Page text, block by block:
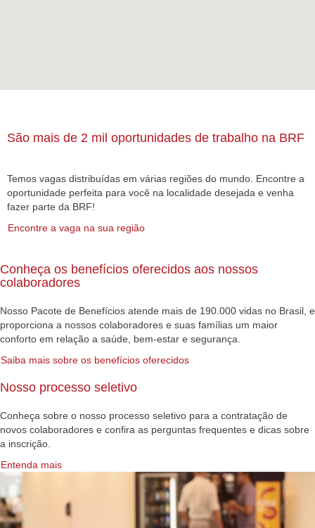
São mais de 2 mil oportunidades de trabalho na BRF
Temos vagas distribuídas em várias regiões do mundo. Encontre a
oportunidade perfeita para você na localidade desejada e venha
fazer parte da BRF!
Encontre a vaga na sua região
Conheça os benefícios oferecidos aos nossos
colaboradores
Nosso Pacote de Benefícios atende mais de 190.000 vidas no Brasil, e
proporciona a nossos colaboradores e suas famílias um maior
conforto em relação a saúde, bem-estar e segurança.
Saiba mais sobre os benefícios oferecidos
Nosso processo seletivo
Conheça sobre o nosso processo seletivo para a contratação de
novos colaboradores e confira as perguntas frequentes e dicas sobre
a inscrição.
Entenda mais